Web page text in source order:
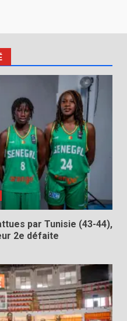
par Tunisie (43-44),
2e défaite